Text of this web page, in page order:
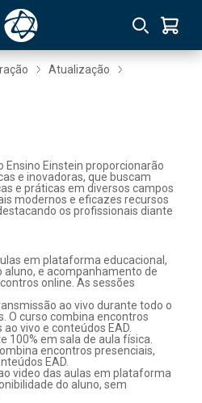
Atualização
Ensino Einstein proporcionarão
e inovadoras, que buscam
e práticas em diversos campos
modernos e eficazes recursos
os profissionais diante
em plataforma educacional,
e acompanhamento de
online. As sessões
ao vivo durante todo o
O curso combina encontros
vivo e conteúdos EAD.
100% em sala de aula física.
encontros presenciais,
EAD.
video das aulas em plataforma
do aluno, sem